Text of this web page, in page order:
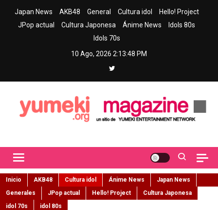
Japan News AKB48 General Cultura idol
Hello! Project
JPop actual
Cultura Japonesa Ánime News
Idols 80s
Idols 70s
10 Ago, 2026 2:13:49 PM
Inicio AKB48 Cultura idol Ánime News
Japan News
Generales
JPop actual Hello! Project
Cultura Japonesa
idol 70s
idol 80s